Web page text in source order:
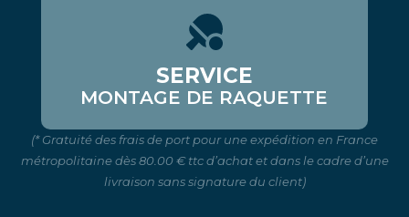
SERVICE
MONTAGE DE RAQUETTE
(* Gratuité des frais de port pour une expédition en France
métropolitaine dès 80.00 € ttc d’achat et dans le cadre d’une
livraison sans signature du client)